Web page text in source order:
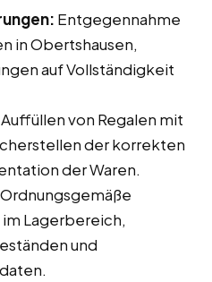
Entgegennahme
in Obertshausen,
auf Vollständigkeit
Auffüllen von Regalen mit
der korrekten
der Waren.
Ordnungsgemäße
im Lagerbereich,
und